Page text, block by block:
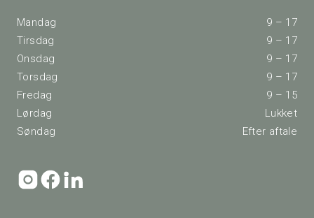
Mandag
9 – 17
Tirsdag
9 – 17
Onsdag
9 – 17
Torsdag
9 – 17
Fredag
9 – 15
Lørdag
Lukket
Søndag
Efter aftale